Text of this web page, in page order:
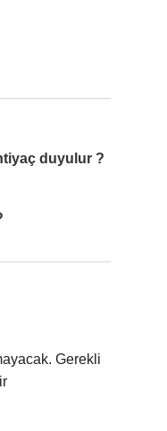
duyulur ?
Gerekli